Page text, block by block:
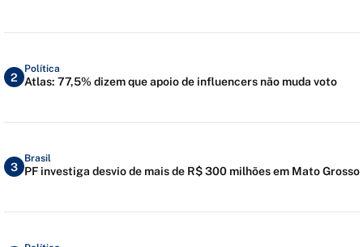
2
Política
Atlas: 77,5% dizem que apoio de influencers não muda voto
3
Brasil
PF investiga desvio de mais de R$ 300 milhões em Mato Grosso